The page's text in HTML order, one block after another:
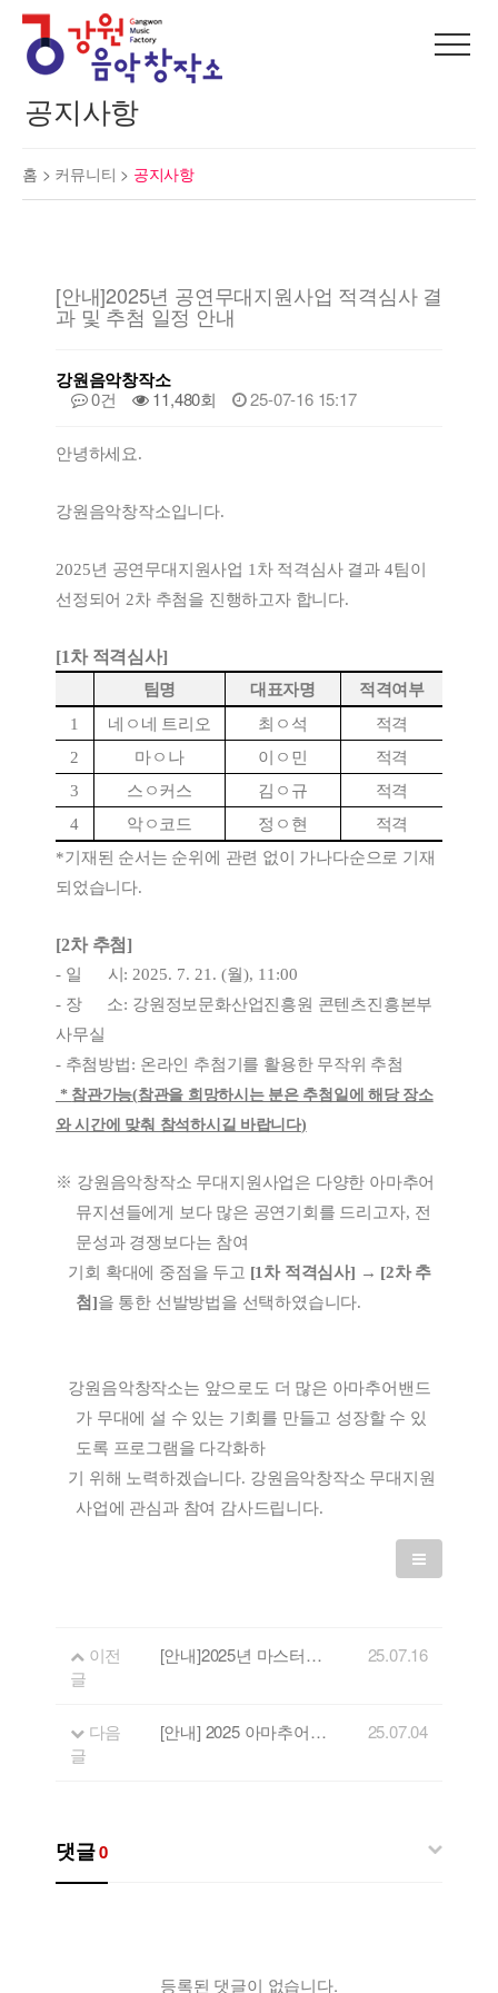
공지사항
홈 > 커뮤니티 > 공지사항
[안내]2025년 공연무대지원사업 적격심사 결
과 및 추첨 일정 안내
강원음악창작소
0건 11,480회 25-07-16 15:17
안녕하세요.
강원음악창작소입니다.
2025년 공연무대지원사업 1차 적격심사 결과 4팀이
선정되어 2차 추첨을 진행하고자 합니다.
[1차 적격심사]
팀명 대표자명
적격여부
1
네ㅇ네 트리오 최ㅇ석
적격
2
마ㅇ나 이ㅇ민
적격
3
스ㅇ커스 김ㅇ규
적격
4
악ㅇ코드 정ㅇ현
적격
*기재된 순서는 순위에 관련 없이 가나다순으로 기재
되었습니다.
[2차 추첨]
- 일 시 : 2025. 7. 21. (월), 11:00
- 장 소: 강원정보문화산업진흥원 콘텐츠진흥본부
사무실
- 추첨방법: 온라인 추첨기를 활용한 무작위 추첨
* 참관가능(참관을 희망하시는 분은 추첨일에 해당 장소
와 시간에 맞춰 참석하시길 바랍니다)
※ 강원음악창작소 무대지원사업은 다양한 아마추어
뮤지션들에게 보다 많은 공연기회를 드리고자, 전
문성과 경쟁보다는 참여
기회 확대에 중점을 두고 [1차 적격심사] → [2차 추
첨]을 통한 선발방법을 선택하였습니다.
강원음악창작소는 앞으로도 더 많은 아마추어밴드
가 무대에 설 수 있는 기회를 만들고 성장할 수 있
도록 프로그램을 다각화하
기 위해 노력하겠습니다. 강원음악창작소 무대지원
사업에 관심과 참여 감사드립니다.
이전
글
[안내]2025년 마스터링 지원 사업 결과 안내 25.07.16
다음
글
[안내] 2025 아마추어밴드연합공연 공연팀 선정 결과 25.07.04
댓글0
등록된 댓글이 없습니다.